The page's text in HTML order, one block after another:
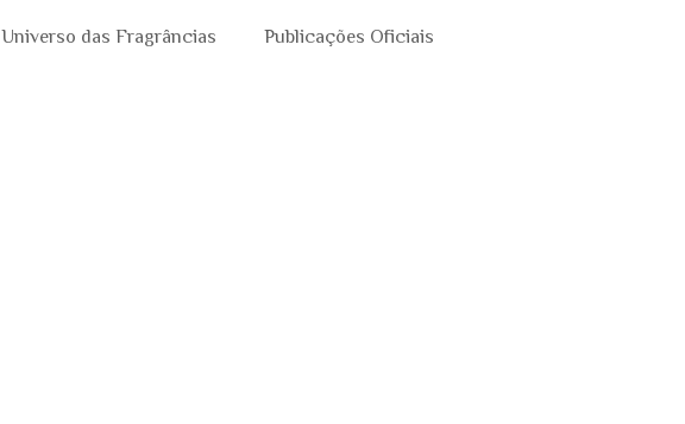
Universo das Fragrâncias
Publicações Oficiais